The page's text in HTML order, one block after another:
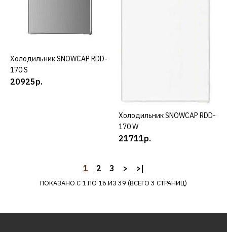
NF 388 I
45997р.
ДОБАВИТЬ К СРАВНЕНИЮ
КУПИТЬ
Холодильник SNOWCAP RDD-
170 S
20925р.
КУПИТЬ
Холодильник SNOWCAP RDD-
170 W
21711р.
1 2 3 > >|
ПОКАЗАНО С 1 ПО 16 ИЗ 39 (ВСЕГО 3 СТРАНИЦ)